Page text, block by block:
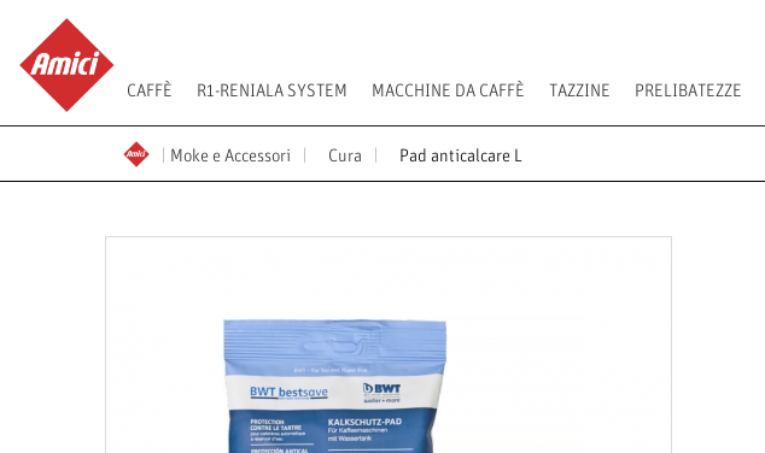
CAFFÈ R1-RENIALA SYSTEM MACCHINE DA CAFFÈ TAZZINE PRELIBATEZZE
Moke e Accessori Cura Pad anticalcare L